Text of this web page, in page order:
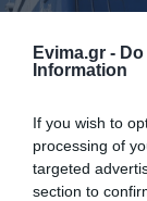
Evima.gr -
Information
If you wish to
processing of
targeted
section to
Εύβοια: Επί
Λιμενικού
Ναυτιλίας